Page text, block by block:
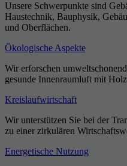
Unsere Schwerpunkte sind
Haustechnik, Bauphysik,
und Oberflächen.
Ökologische Aspekte
Wir erforschen
gesunde Innenraumluft mit
Kreislaufwirtschaft
Wir unterstützen Sie bei der
zu einer zirkulären
Energetische Nutzung